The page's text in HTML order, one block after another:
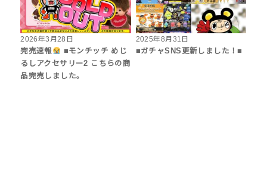
2026年3月28日
完売速報
■モンチッチ めじ
るしアクセサリー2 こちらの商
品完売しました。
2025年8月31日
■ガチャSNS更新しました！■